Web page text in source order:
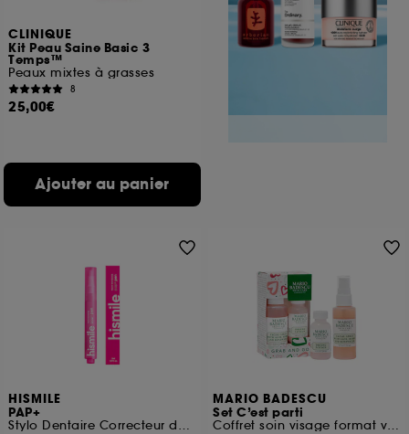
CLINIQUE
Kit Peau Saine Basic 3
Temps™
Peaux mixtes à grasses
8
25,00€
Ajouter au panier
HISMILE
PAP+
Stylo Dentaire Correcteur de Couleur
MARIO BADESCU
Set C’est parti
Coffret soin visage format voyage